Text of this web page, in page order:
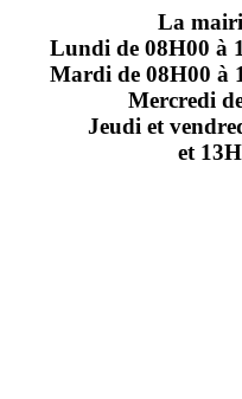
La
Lundi de 08H00 à
Mardi de 08H00 à
Mercredi
Jeudi et
et